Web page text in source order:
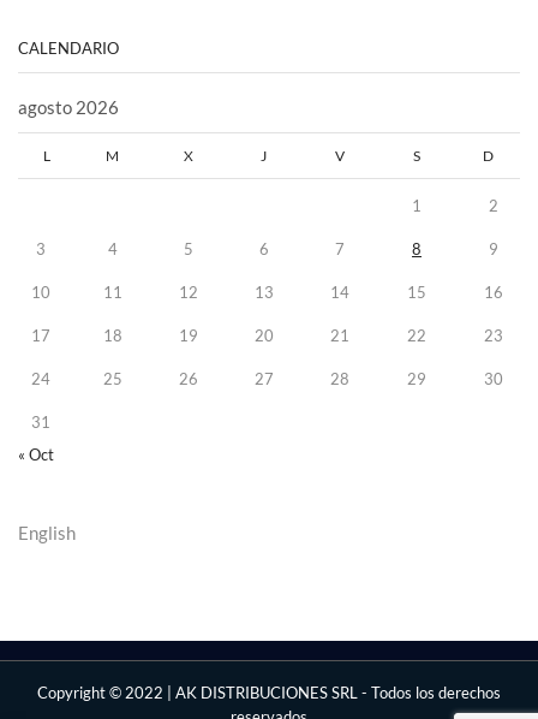
CALENDARIO
agosto 2026
L M X J V S D
1 2
3 4 5 6 7 8 9
10 11 12 13 14 15 16
17 18 19 20 21 22 23
24 25 26 27 28 29 30
31
« Oct
English
Copyright © 2022 | AK DISTRIBUCIONES SRL - Todos los derechos